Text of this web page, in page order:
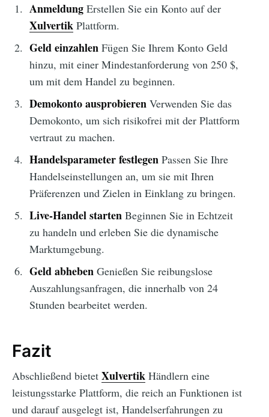
AnmeldungErstellen Sie ein Konto auf der
XulvertikPlattform.
Geld einzahlenFügen Sie Ihrem Konto Geld
hinzu, mit einer Mindestanforderung von 250 $,
um mit dem Handel zu beginnen.
Demokonto ausprobierenVerwenden Sie das
Demokonto, um sich risikofrei mit der Plattform
vertraut zu machen.
Handelsparameter festlegenPassen Sie Ihre
Handelseinstellungen an, um sie mit Ihren
Präferenzen und Zielen in Einklang zu bringen.
Live-Handel startenBeginnen Sie in Echtzeit
zu handeln und erleben Sie die dynamische
Marktumgebung.
Geld abhebenGenießen Sie reibungslose
Auszahlungsanfragen, die innerhalb von 24
Stunden bearbeitet werden.
Fazit
Abschließend bietet Xulvertik Händlern eine
leistungsstarke Plattform, die reich an Funktionen ist
und darauf ausgelegt ist, Handelserfahrungen zu